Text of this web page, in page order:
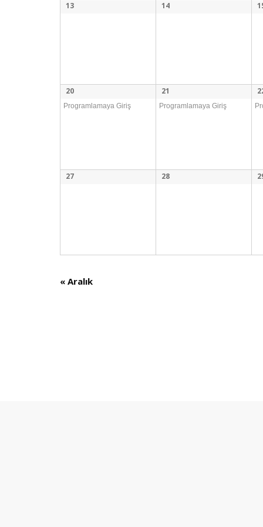
13 14
20
Programlamaya Giriş
21
Programlamaya Giriş
27 28
« Aralık